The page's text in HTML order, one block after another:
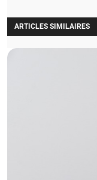
ARTICLES SIMILAIRES